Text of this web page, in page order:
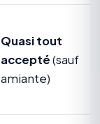
Quasi tout
accepté(sauf
amiante)